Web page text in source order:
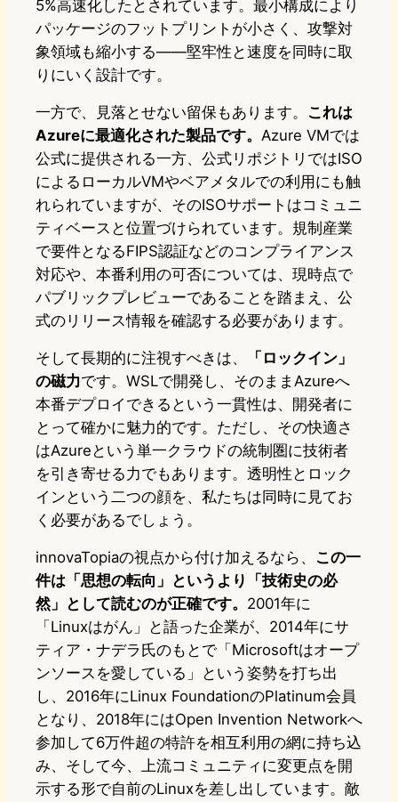
5%高速化したとされています。最小構成により
パッケージのフットプリントが小さく、攻撃対
象領域も縮小する——堅牢性と速度を同時に取
りにいく設計です。
一方で、見落とせない留保もあります。 これは
Azureに最適化された製品です。 Azure VMでは
公式に提供される一方、公式リポジトリではISO
によるローカルVMやベアメタルでの利用にも触
れられていますが、そのISOサポートはコミュニ
ティベースと位置づけられています。規制産業
で要件となるFIPS認証などのコンプライアンス
対応や、本番利用の可否については、現時点で
パブリックプレビューであることを踏まえ、公
式のリリース情報を確認する必要があります。
そして長期的に注視すべきは、
「ロックイン」
の磁力です。WSLで開発し、そのままAzureへ
本番デプロイできるという一貫性は、開発者に
とって確かに魅力的です。ただし、その快適さ
はAzureという単一クラウドの統制圏に技術者
を引き寄せる力でもあります。透明性とロック
インという二つの顔を、私たちは同時に見てお
く必要があるでしょう。
innovaTopiaの視点から付け加えるなら、 この一
件は「思想の転向」というより「技術史の必
然」として読むのが正確です。 2001年に
「Linuxはがん」と語った企業が、2014年にサ
ティア・ナデラ氏のもとで「Microsoftはオープ
ンソースを愛している」という姿勢を打ち出
し、2016年にLinux FoundationのPlatinum会員
となり、2018年にはOpen Invention Networkへ
参加して6万件超の特許を相互利用の網に持ち込
み、そして今、上流コミュニティに変更点を開
示する形で自前のLinuxを差し出しています。敵